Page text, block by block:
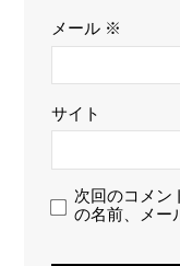
メール ※
サイト
次回のコメン
の名前、メー